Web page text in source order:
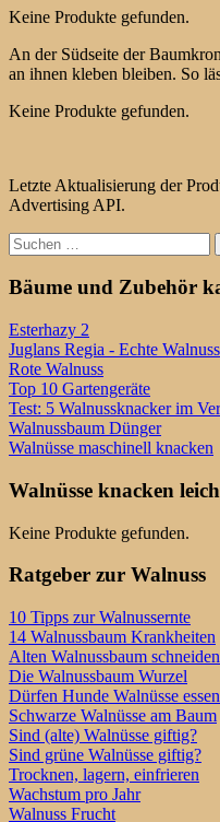
Keine Produkte gefunden.
An der Südseite der
an ihnen kleben bleiben. So
Keine Produkte gefunden.
Letzte Aktualisierung der
Advertising API.
Suchen
nach:
Bäume und Zubehör
Esterhazy 2
Juglans Regia - Echte Walnuss
Rote Walnuss
Top 10 Gartengeräte
Test: 5 Walnussknacker im
Walnussbaum Dünger
Walnüsse maschinell knacken
Walnüsse knacken
Keine Produkte gefunden.
Ratgeber zur Walnuss
10 Tipps zur Walnussernte
14 Walnussbaum Krankheiten
Alten Walnussbaum schneiden
Die Walnussbaum Wurzel
Dürfen Hunde Walnüsse
Schwarze Walnüsse am Baum
Sind (alte) Walnüsse giftig?
Sind grüne Walnüsse giftig?
Trocknen, lagern, einfrieren
Wachstum pro Jahr
Walnuss Frucht